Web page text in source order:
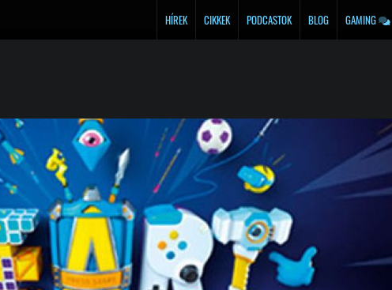
HÍREK CIKKEK PODCASTOK BLOG GAMING